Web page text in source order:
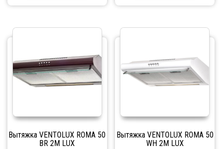
Вытяжка VENTOLUX ROMA 50
BR 2M LUX
Вытяжка VENTOLUX ROMA 50
WH 2M LUX